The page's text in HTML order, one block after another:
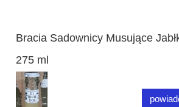
Bracia Sadownicy Musujące
275 ml